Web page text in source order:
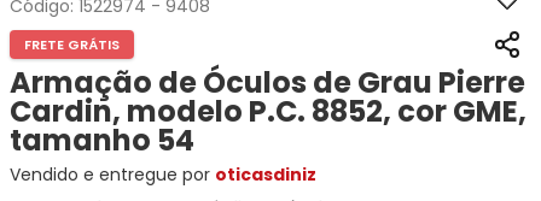
Ana
Hickmann
Bulget
Miu-
Miu
Guess
Lacoste
Marcas
Ray-
Ban
Prada
Ana
Hickmann
Tecnol
Cuidados
Exchange
Tommy
Ana
Hickmann
Guess
Speedo
Óculos
Estojo
para
Óculos
Gênero
Masculino
Feminino
Código: 1522974 - 9408
FRETE GRÁTIS
Armação de Óculos de Grau Pierre
Cardin, modelo P.C. 8852, cor GME,
tamanho 54
Vendido e entregue por oticasdiniz